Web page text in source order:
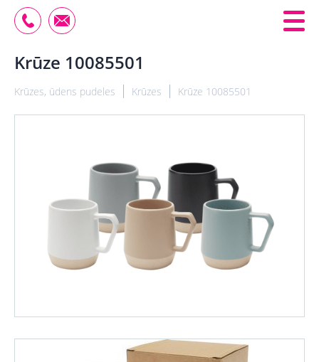
Krūze 10085501
Krūzes, ūdens pudeles Krūzes Krūze 10085501